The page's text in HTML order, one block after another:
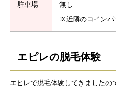
駐車場
無し
※近隣のコインパ
エピレの脱毛体験
エピレで脱毛体験してきましたの